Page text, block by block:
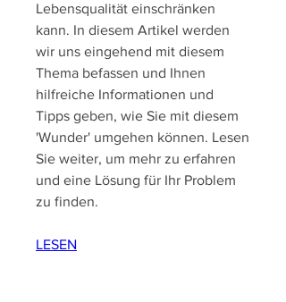
Lebensqualität einschränken
kann. In diesem Artikel werden
wir uns eingehend mit diesem
Thema befassen und Ihnen
hilfreiche Informationen und
Tipps geben, wie Sie mit diesem
'Wunder' umgehen können. Lesen
Sie weiter, um mehr zu erfahren
und eine Lösung für Ihr Problem
zu finden.
LESEN